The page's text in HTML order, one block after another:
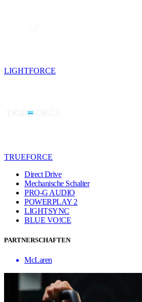
LIGHTFORCE
TRUEFORCE
Direct Drive
Mechanische Schalter
PRO-G AUDIO
POWERPLAY 2
LIGHTSYNC
BLUE VO!CE
PARTNERSCHAFTEN
McLaren